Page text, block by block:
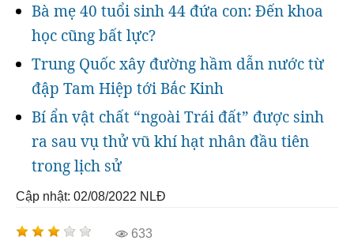
Bà mẹ 40 tuổi sinh 44 đứa con: Đến khoa
học cũng bất lực?
Trung Quốc xây đường hầm dẫn nước từ
đập Tam Hiệp tới Bắc Kinh
Bí ẩn vật chất “ngoài Trái đất” được sinh
ra sau vụ thử vũ khí hạt nhân đầu tiên
trong lịch sử
Cập nhật: 02/08/2022 NLĐ
633